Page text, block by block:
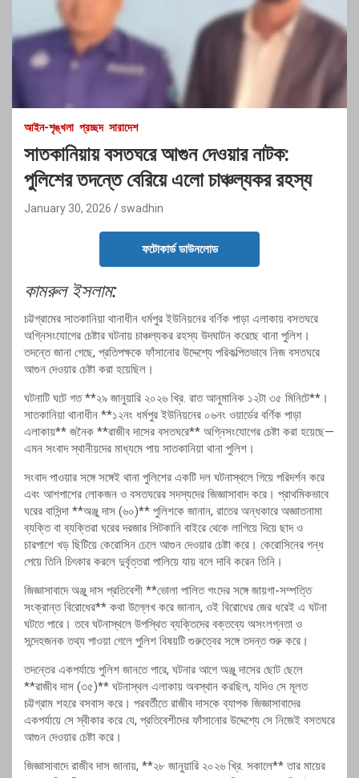
আইন-শৃঙ্খলা প্রচ্ছদ সারাদেশ
সাতকানিয়ায় বসতঘরে আগুন দেওয়ার নাটক:
পুলিশের তদন্তে বেরিয়ে এলো চাঞ্চল্যকর রহস্য
January 30, 2026 swadhin
ফটোকার্ড ডাউনলোড
কামরুল ইসলাম:
চট্টগ্রামের সাতকানিয়া থানাধীন ধর্মপুর ইউনিয়নের বর্ণিক পাড়া এলাকায় বসতঘরে
অগ্নিসংযোগের চেষ্টার ঘটনায় চাঞ্চল্যকর রহস্য উদঘাটন করেছে থানা পুলিশ।
তদন্তে জানা গেছে, প্রতিপক্ষকে ফাঁসানোর উদ্দেশ্যে পরিকল্পিতভাবে নিজ বসতঘরে
আগুন দেওয়ার চেষ্টা করা হয়েছিল।
ঘটনাটি ঘটে গত **২৯ জানুয়ারি ২০২৬ খ্রি. রাত আনুমানিক ১২টা ৩৫ মিনিটে**।
সাতকানিয়া থানাধীন **১২নং ধর্মপুর ইউনিয়নের ০৬নং ওয়ার্ডের বর্ণিক পাড়া
এলাকায়** জনৈক **রাজীব দাসের বসতঘরে** অগ্নিসংযোগের চেষ্টা করা হয়েছে—
এমন সংবাদ স্থানীয়দের মাধ্যমে পায় সাতকানিয়া থানা পুলিশ।
সংবাদ পাওয়ার সঙ্গে সঙ্গেই থানা পুলিশের একটি দল ঘটনাস্থলে গিয়ে পরিদর্শন করে
এবং আশপাশের লোকজন ও বসতঘরের সদস্যদের জিজ্ঞাসাবাদ করে। প্রাথমিকভাবে
ঘরের বাসিন্দা **অঞ্জু দাস (৬০)** পুলিশকে জানান, রাতের অন্ধকারে অজ্ঞাতনামা
ব্যক্তি বা ব্যক্তিরা ঘরের দরজার সিটকানি বাইরে থেকে লাগিয়ে দিয়ে ছাদ ও
চারপাশে খড় ছিটিয়ে কেরোসিন ঢেলে আগুন দেওয়ার চেষ্টা করে। কেরোসিনের গন্ধ
পেয়ে তিনি চিৎকার করলে দুর্বৃত্তরা পালিয়ে যায় বলে দাবি করেন তিনি।
জিজ্ঞাসাবাদে অঞ্জু দাস প্রতিবেশী **ভোলা পালিত গংদের সঙ্গে জায়গা-সম্পত্তি
সংক্রান্ত বিরোধের** কথা উল্লেখ করে জানান, ওই বিরোধের জের ধরেই এ ঘটনা
ঘটতে পারে। তবে ঘটনাস্থলে উপস্থিত ব্যক্তিদের বক্তব্যে অসংলগ্নতা ও
সন্দেহজনক তথ্য পাওয়া গেলে পুলিশ বিষয়টি গুরুত্বের সঙ্গে তদন্ত শুরু করে।
তদন্তের একপর্যায়ে পুলিশ জানতে পারে, ঘটনার আগে অঞ্জু দাসের ছোট ছেলে
**রাজীব দাস (৩৫)** ঘটনাস্থল এলাকায় অবস্থান করছিল, যদিও সে মূলত
চট্টগ্রাম শহরে বসবাস করে। পরবর্তীতে রাজীব দাসকে ব্যাপক জিজ্ঞাসাবাদের
একপর্যায়ে সে স্বীকার করে যে, প্রতিবেশীদের ফাঁসানোর উদ্দেশ্যে সে নিজেই বসতঘরে
আগুন দেওয়ার চেষ্টা করে।
জিজ্ঞাসাবাদে রাজীব দাস জানায়, **২৮ জানুয়ারি ২০২৬ খ্রি. সকালে** তার মায়ের